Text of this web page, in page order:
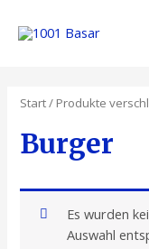
Start/ Produkte
Burger
Es wurden
Auswahl